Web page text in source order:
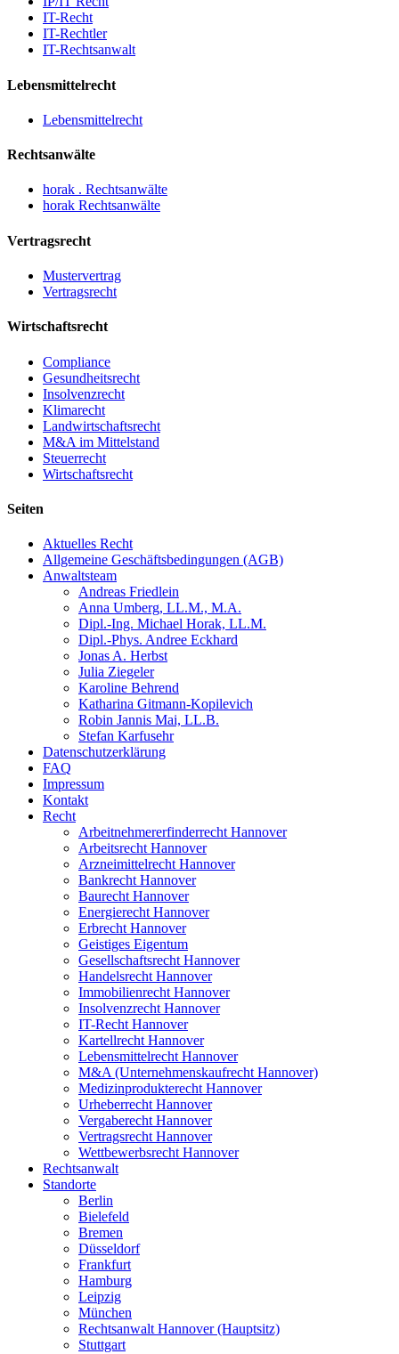
IT-Recht
IT-Rechtler
IT-Rechtsanwalt
Lebensmittelrecht
Lebensmittelrecht
Rechtsanwälte
horak . Rechtsanwälte
horak Rechtsanwälte
Vertragsrecht
Mustervertrag
Vertragsrecht
Wirtschaftsrecht
Compliance
Gesundheitsrecht
Insolvenzrecht
Klimarecht
Landwirtschaftsrecht
M&A im Mittelstand
Steuerrecht
Wirtschaftsrecht
Seiten
Aktuelles Recht
Allgemeine Geschäftsbedingungen (AGB)
Anwaltsteam
Andreas Friedlein
Anna Umberg, LL.M., M.A.
Dipl.-Ing. Michael Horak, LL.M.
Dipl.-Phys. Andree Eckhard
Jonas A. Herbst
Julia Ziegeler
Karoline Behrend
Katharina Gitmann-Kopilevich
Robin Jannis Mai, LL.B.
Stefan Karfusehr
Datenschutzerklärung
FAQ
Impressum
Kontakt
Recht
Arbeitnehmererfinderrecht Hannover
Arbeitsrecht Hannover
Arzneimittelrecht Hannover
Bankrecht Hannover
Baurecht Hannover
Energierecht Hannover
Erbrecht Hannover
Geistiges Eigentum
Gesellschaftsrecht Hannover
Handelsrecht Hannover
Immobilienrecht Hannover
Insolvenzrecht Hannover
IT-Recht Hannover
Kartellrecht Hannover
Lebensmittelrecht Hannover
M&A (Unternehmenskaufrecht Hannover)
Medizinprodukterecht Hannover
Urheberrecht Hannover
Vergaberecht Hannover
Vertragsrecht Hannover
Wettbewerbsrecht Hannover
Rechtsanwalt
Standorte
Berlin
Bielefeld
Bremen
Düsseldorf
Frankfurt
Hamburg
Leipzig
München
Rechtsanwalt Hannover (Hauptsitz)
Stuttgart